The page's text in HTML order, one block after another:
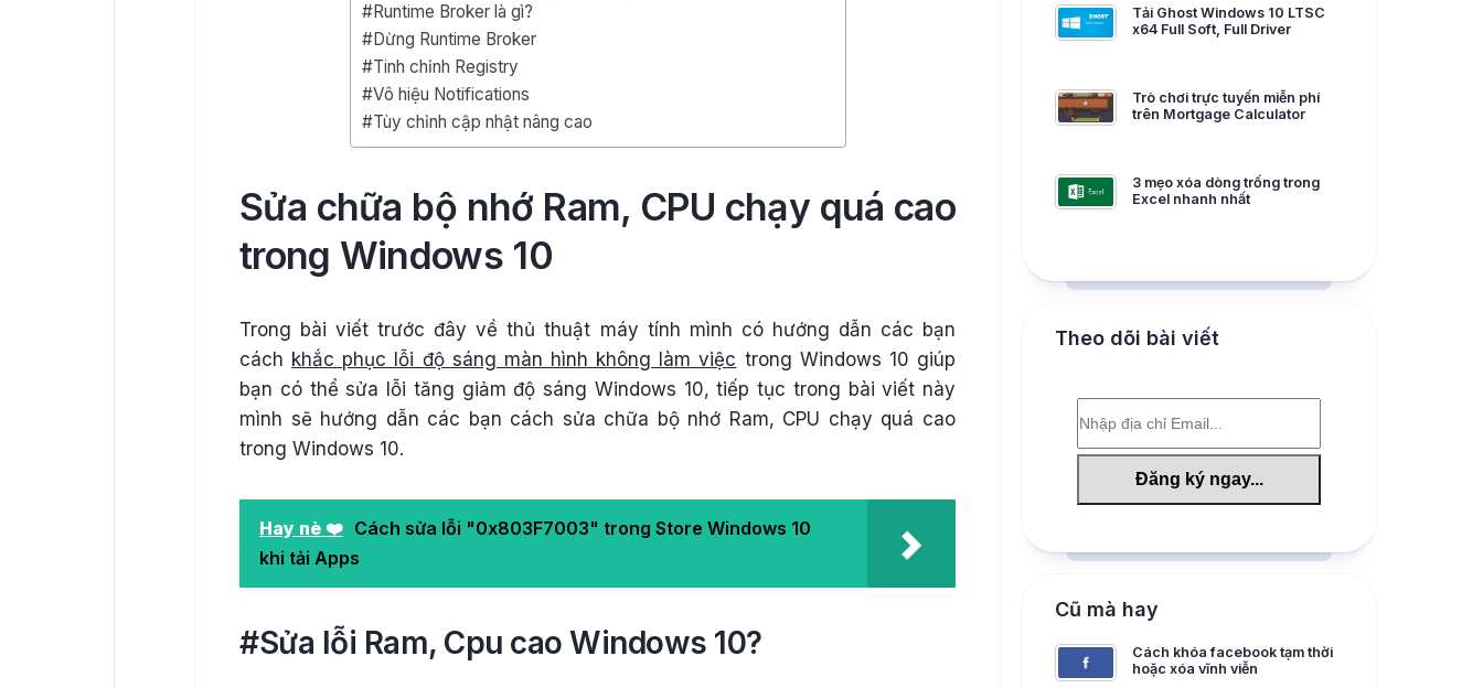
#Runtime Broker là gì?
#Dừng Runtime Broker
#Tinh chỉnh Registry
#Vô hiệu Notifications
#Tùy chỉnh cập nhật nâng cao
Sửa chữa bộ nhớ Ram, CPU chạy quá cao
trong Windows 10
Trong bài viết trước đây về thủ thuật máy tính mình có hướng dẫn các bạn
cách khắc phục lỗi độ sáng màn hình không làm việc trong Windows 10 giúp
bạn có thể sửa lỗi tăng giảm độ sáng Windows 10, tiếp tục trong bài viết này
mình sẽ hướng dẫn các bạn cách sửa chữa bộ nhớ Ram, CPU chạy quá cao
trong Windows 10.
Hay nè ❤️ Cách sửa lỗi "0x803F7003" trong Store Windows 10
khi tải Apps
#Sửa lỗi Ram, Cpu cao Windows 10?
Tải Ghost Windows 10 LTSC
x64 Full Soft, Full Driver
Trò chơi trực tuyến miễn phí
trên Mortgage Calculator
3 mẹo xóa dòng trống trong
Excel nhanh nhất
Theo dõi bài viết
Cũ mà hay
Cách khóa facebook tạm thời
hoặc xóa vĩnh viễn